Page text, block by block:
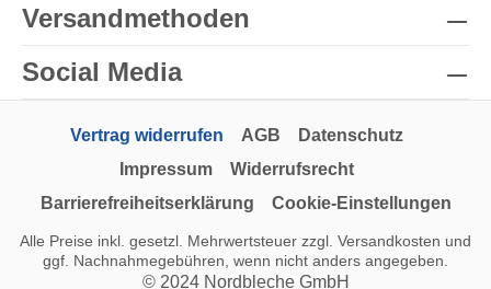
Versandmethoden
Social Media
Vertrag widerrufen AGB
Datenschutz
Impressum
Widerrufsrecht
Barrierefreiheitserklärung
Cookie-Einstellungen
Alle Preise inkl. gesetzl. Mehrwertsteuer zzgl. Versandkosten und
ggf. Nachnahmegebühren, wenn nicht anders angegeben.
© 2024 Nordbleche GmbH